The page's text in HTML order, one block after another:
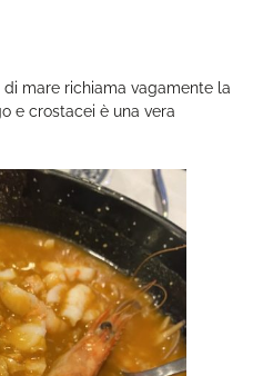
mare richiama vagamente la
e crostacei è una vera